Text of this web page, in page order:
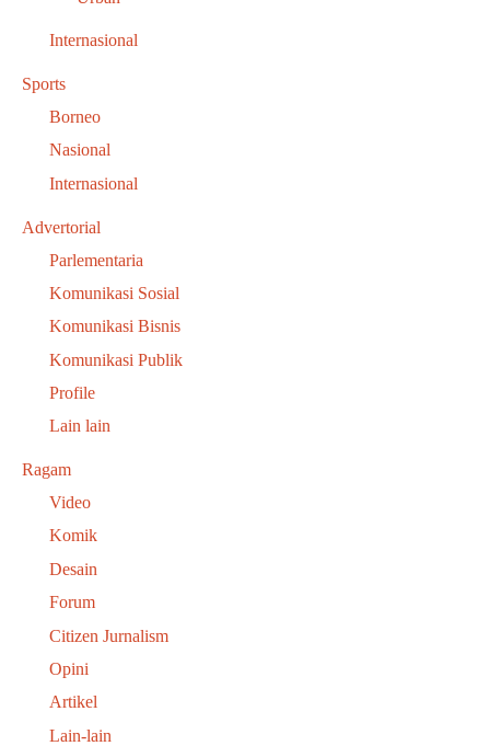
Internasional
Sports
Borneo
Nasional
Internasional
Advertorial
Parlementaria
Komunikasi Sosial
Komunikasi Bisnis
Komunikasi Publik
Profile
Lain lain
Ragam
Video
Komik
Desain
Forum
Citizen Jurnalism
Opini
Artikel
Lain-lain